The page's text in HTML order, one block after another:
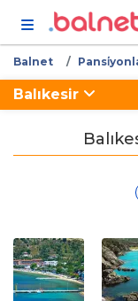
Balnet
Balıkesir